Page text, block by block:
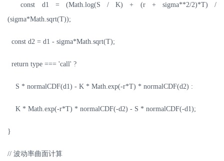
const d1 = (Math.log(S / K) + (r + sigma**2/2)*T) /
(sigma*Math.sqrt(T));
const d2 = d1 - sigma*Math.sqrt(T);
return type === 'call' ?
S * normalCDF(d1) - K * Math.exp(-r*T) * normalCDF(d2) :
K * Math.exp(-r*T) * normalCDF(-d2) - S * normalCDF(-d1);
}
// 波动率曲面计算